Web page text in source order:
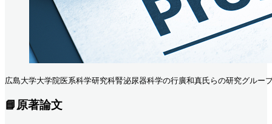
広島大学大学院医系科学研究科腎泌尿器科学の行廣和真氏らの研究グ
📘原著論文